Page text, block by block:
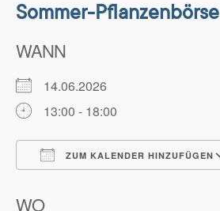
Sommer-Pflanzenbörse
WANN
14.06.2026
13:00 - 18:00
ZUM KALENDER HINZUFÜGEN
WO